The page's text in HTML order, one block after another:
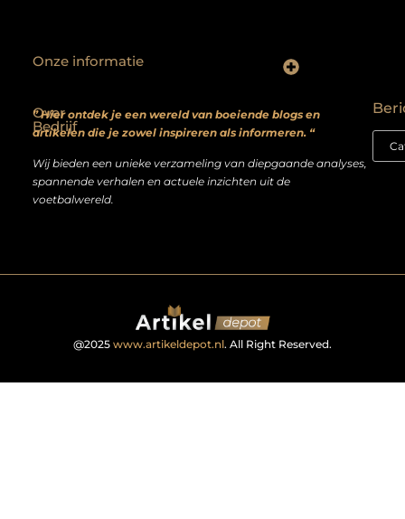
Over
Bedrijf
” Hier ontdek je een wereld van boeiende blogs en
artikelen die je zowel inspireren als informeren. “
Wij bieden een unieke verzameling van diepgaande analyses,
spannende verhalen en actuele inzichten uit de
voetbalwereld.
Onze informatie
@2025 www.artikeldepot.nl. All Right Reserved.